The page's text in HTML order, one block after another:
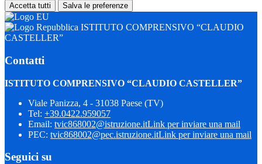
Accetta tutti Salva le preferenze
ISTITUTO COMPRENSIVO “CLAUDIO
CASTELLER”
Contatti
ISTITUTO COMPRENSIVO “CLAUDIO CASTELLER”
Viale Panizza, 4 - 31038 Paese (TV)
Tel: +39.0422.959057
Email: tvic868002@istruzione.itLink per inviare una mail
PEC: tvic868002@pec.istruzione.itLink per inviare una mail
Seguici su